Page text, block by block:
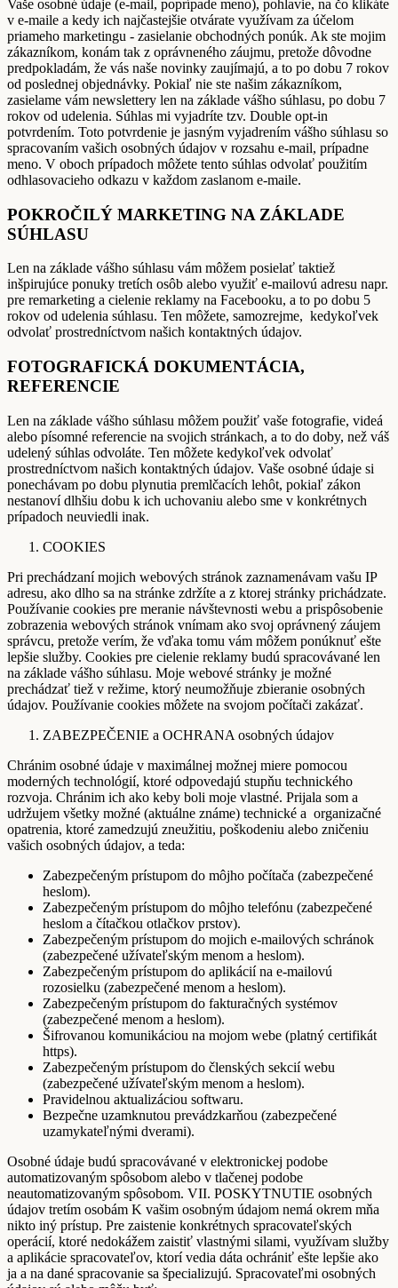
Vaše osobné údaje (e-mail, poprípade meno), pohlavie, na čo klikáte
v e-maile a kedy ich najčastejšie otvárate využívam za účelom
priameho marketingu - zasielanie obchodných ponúk. Ak ste mojim
zákazníkom, konám tak z oprávneného záujmu, pretože dôvodne
predpokladám, že vás naše novinky zaujímajú, a to po dobu 7 rokov
od poslednej objednávky. Pokiaľ nie ste našim zákazníkom,
zasielame vám newslettery len na základe vášho súhlasu, po dobu 7
rokov od udelenia. Súhlas mi vyjadríte tzv. Double opt-in
potvrdením. Toto potvrdenie je jasným vyjadrením vášho súhlasu so
spracovaním vašich osobných údajov v rozsahu e-mail, prípadne
meno. V oboch prípadoch môžete tento súhlas odvolať použitím
odhlasovacieho odkazu v každom zaslanom e-maile.
POKROČILÝ MARKETING NA ZÁKLADE
SÚHLASU
Len na základe vášho súhlasu vám môžem posielať taktiež
inšpirujúce ponuky tretích osôb alebo využiť e-mailovú adresu napr.
pre remarketing a cielenie reklamy na Facebooku, a to po dobu 5
rokov od udelenia súhlasu. Ten môžete, samozrejme, kedykoľvek
odvolať prostredníctvom našich kontaktných údajov.
FOTOGRAFICKÁ DOKUMENTÁCIA,
REFERENCIE
Len na základe vášho súhlasu môžem použiť vaše fotografie, videá
alebo písomné referencie na svojich stránkach, a to do doby, než váš
udelený súhlas odvoláte. Ten môžete kedykoľvek odvolať
prostredníctvom našich kontaktných údajov. Vaše osobné údaje si
ponechávam po dobu plynutia premlčacích lehôt, pokiaľ zákon
nestanoví dlhšiu dobu k ich uchovaniu alebo sme v konkrétnych
prípadoch neuviedli inak.
COOKIES
Pri prechádzaní mojich webových stránok zaznamenávam vašu IP
adresu, ako dlho sa na stránke zdržíte a z ktorej stránky prichádzate.
Používanie cookies pre meranie návštevnosti webu a prispôsobenie
zobrazenia webových stránok vnímam ako svoj oprávnený záujem
správcu, pretože verím, že vďaka tomu vám môžem ponúknuť ešte
lepšie služby. Cookies pre cielenie reklamy budú spracovávané len
na základe vášho súhlasu. Moje webové stránky je možné
prechádzať tiež v režime, ktorý neumožňuje zbieranie osobných
údajov. Používanie cookies môžete na svojom počítači zakázať.
ZABEZPEČENIE a OCHRANA osobných údajov
Chránim osobné údaje v maximálnej možnej miere pomocou
moderných technológií, ktoré odpovedajú stupňu technického
rozvoja. Chránim ich ako keby boli moje vlastné. Prijala som a
udržujem všetky možné (aktuálne známe) technické a organizačné
opatrenia, ktoré zamedzujú zneužitiu, poškodeniu alebo zničeniu
vašich osobných údajov, a teda:
Zabezpečeným prístupom do môjho počítača (zabezpečené
heslom).
Zabezpečeným prístupom do môjho telefónu (zabezpečené
heslom a čítačkou otlačkov prstov).
Zabezpečeným prístupom do mojich e-mailových schránok
(zabezpečené užívateľským menom a heslom).
Zabezpečeným prístupom do aplikácií na e-mailovú
rozosielku (zabezpečené menom a heslom).
Zabezpečeným prístupom do fakturačných systémov
(zabezpečené menom a heslom).
Šifrovanou komunikáciou na mojom webe (platný certifikát
https).
Zabezpečeným prístupom do členských sekcií webu
(zabezpečené užívateľským menom a heslom).
Pravidelnou aktualizáciou softwaru.
Bezpečne uzamknutou prevádzkarňou (zabezpečené
uzamykateľnými dverami).
Osobné údaje budú spracovávané v elektronickej podobe
automatizovaným spôsobom alebo v tlačenej podobe
neautomatizovaným spôsobom. VII. POSKYTNUTIE osobných
údajov tretím osobám K vašim osobným údajom nemá okrem mňa
nikto iný prístup. Pre zaistenie konkrétnych spracovateľských
operácií, ktoré nedokážem zaistiť vlastnými silami, využívam služby
a aplikácie spracovateľov, ktorí vedia dáta ochrániť ešte lepšie ako
ja a na dané spracovanie sa špecializujú. Spracovateľmi osobných